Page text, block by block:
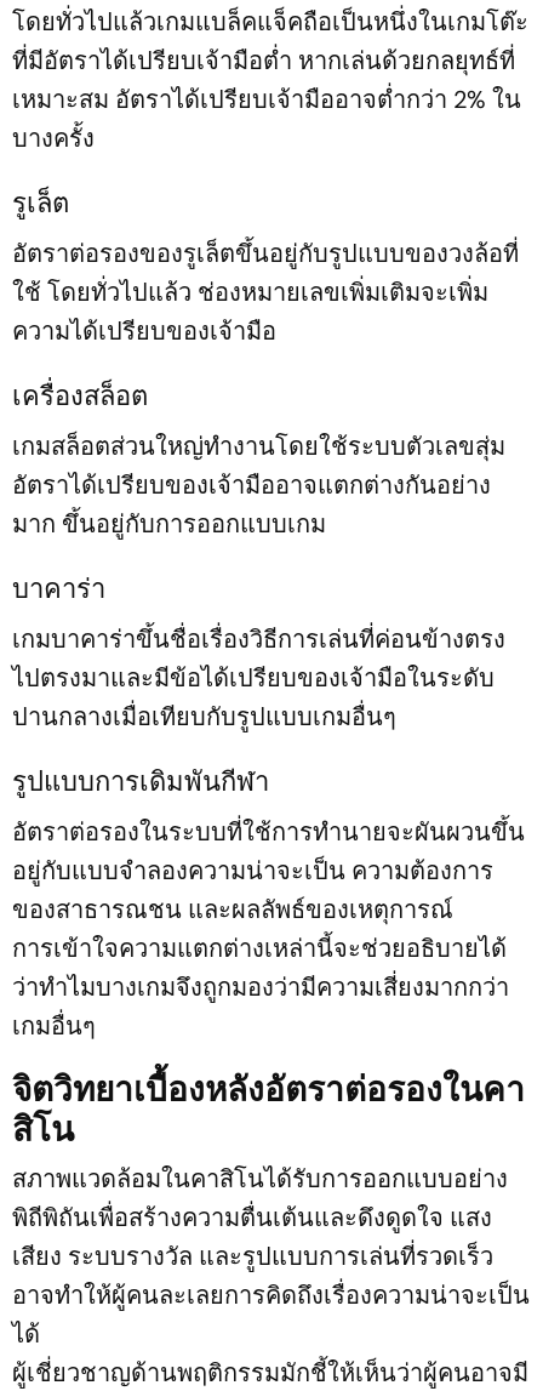
โดยทั่วไปแล้วเกมแบล็คแจ็คถือเป็นหนึ่งในเกมโต๊ะ
ที่มีอัตราได้เปรียบเจ้ามือต่ำ หากเล่นด้วยกลยุทธ์ที่
เหมาะสม อัตราได้เปรียบเจ้ามืออาจต่ำกว่า 2% ใน
บางครั้ง
รูเล็ต
อัตราต่อรองของรูเล็ตขึ้นอยู่กับรูปแบบของวงล้อที่
ใช้ โดยทั่วไปแล้ว ช่องหมายเลขเพิ่มเติมจะเพิ่ม
ความได้เปรียบของเจ้ามือ
เครื่องสล็อต
เกมสล็อตส่วนใหญ่ทำงานโดยใช้ระบบตัวเลขสุ่ม
อัตราได้เปรียบของเจ้ามืออาจแตกต่างกันอย่าง
มาก ขึ้นอยู่กับการออกแบบเกม
บาคาร่า
เกมบาคาร่าขึ้นชื่อเรื่องวิธีการเล่นที่ค่อนข้างตรง
ไปตรงมาและมีข้อได้เปรียบของเจ้ามือในระดับ
ปานกลางเมื่อเทียบกับรูปแบบเกมอื่นๆ
รูปแบบการเดิมพันกีฬา
อัตราต่อรองในระบบที่ใช้การทำนายจะผันผวนขึ้น
อยู่กับแบบจำลองความน่าจะเป็น ความต้องการ
ของสาธารณชน และผลลัพธ์ของเหตุการณ์
การเข้าใจความแตกต่างเหล่านี้จะช่วยอธิบายได้
ว่าทำไมบางเกมจึงถูกมองว่ามีความเสี่ยงมากกว่า
เกมอื่นๆ
จิตวิทยาเบื้องหลังอัตราต่อรองในคา
สิโน
สภาพแวดล้อมในคาสิโนได้รับการออกแบบอย่าง
พิถีพิถันเพื่อสร้างความตื่นเต้นและดึงดูดใจ แสง
เสียง ระบบรางวัล และรูปแบบการเล่นที่รวดเร็ว
อาจทำให้ผู้คนละเลยการคิดถึงเรื่องความน่าจะเป็น
ได้
ผู้เชี่ยวชาญด้านพฤติกรรมมักชี้ให้เห็นว่าผู้คนอาจมี